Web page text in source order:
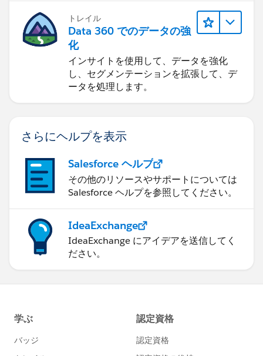
トレイル
Data 360 でのデータの強
化
インサイトを使用して、データを強化
し、セグメンテーションを拡張して、デ
ータを処理します。
さらにヘルプを表示
Salesforce ヘルプ
その他のリソースやサポートについては
Salesforce ヘルプを参照してください。
IdeaExchange
IdeaExchange にアイデアを送信してく
ださい。